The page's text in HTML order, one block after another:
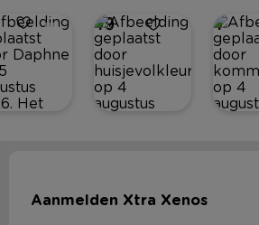
49 4
Aanmelden Xtra Xenos